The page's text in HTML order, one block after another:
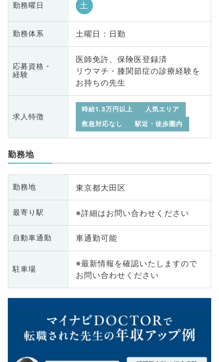
勤務曜日 土
勤務体系 土曜日 : 日勤
応募資格・
経験
医師免許、保険医登録済
リウマチ・膝関節症の診療経験を
お持ちの先生
求人特徴
時給1.3万円以上
人気エリア
救急対応なし
駅近・徒歩圏内
勤務地
勤務地 東京都大田区
最寄り駅 ※詳細はお問い合わせください
自動車通勤 車通勤可能
駐車場
※最新情報を確認いたしますので
お問い合わせください